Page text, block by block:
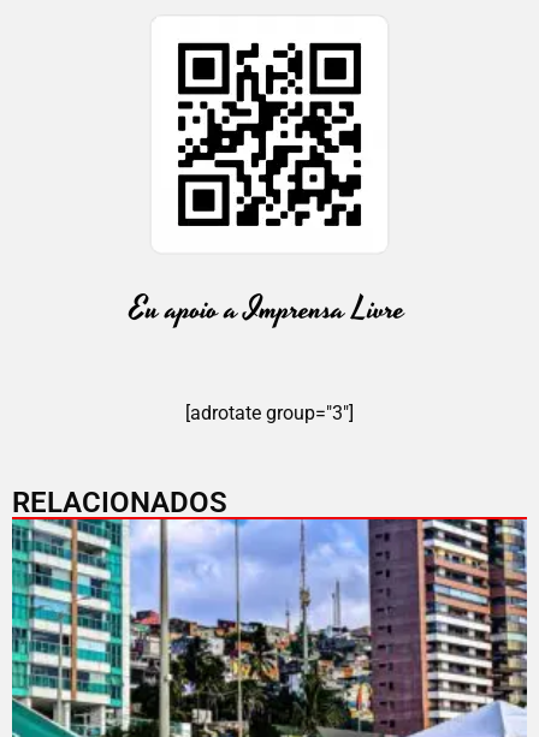
[adrotate group="3"]
RELACIONADOS